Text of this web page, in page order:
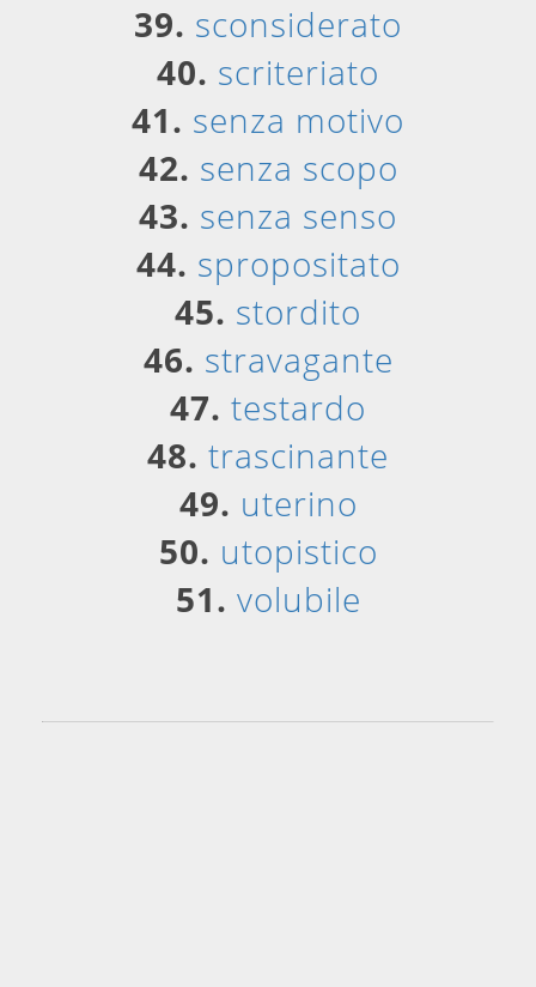
39. sconsiderato
40. scriteriato
41. senza motivo
42. senza scopo
43. senza senso
44. spropositato
45. stordito
46. stravagante
47. testardo
48. trascinante
49. uterino
50. utopistico
51. volubile